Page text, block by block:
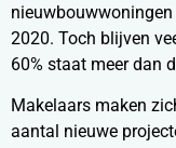
2020. Toch blijven
60% staat meer dan
Makelaars maken
aantal nieuwe